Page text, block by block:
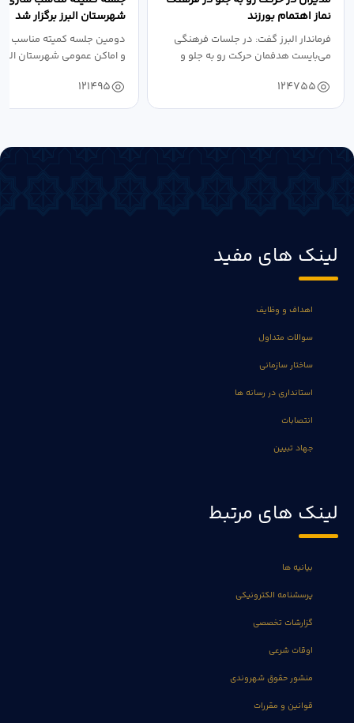
نماز اهتمام بورزند
فرماندار البرز گفت: در جلسات فرهنگی
می‌بایست هدفمان حرکت رو به جلو و
124755
شهرستان البرز برگزار شد
دومین جلسه کمیته مناسب
و اماکن عمومی شهرستان
121495
لینک های مفید
اهداف و وظایف
سوالات متداول
ساختار سازمانی
استانداری در رسانه ها
انتصابات
جهاد تبیین
لینک های مرتبط
بیانیه ها
پرسشنامه الکترونیکی
گزارشات تخصصی
اوقات شرعی
منشور حقوق شهروندی
قوانین و مقررات